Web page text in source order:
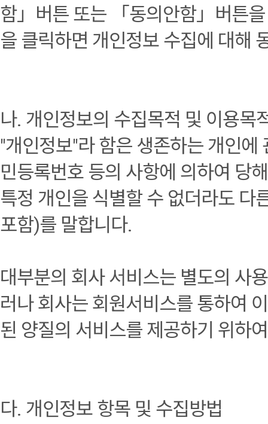
함」버튼 또는 「동의안함」버튼
을 클릭하면 개인정보 수집에 대해
나. 개인정보의 수집목적 및 이용목
"개인정보"라 함은 생존하는 개인
민등록번호 등의 사항에 의하여 당
특정 개인을 식별할 수 없더라도 다
포함)를 말합니다.
대부분의 회사 서비스는 별도의 사
러나 회사는 회원서비스를 통하여
된 양질의 서비스를 제공하기 위하
다. 개인정보 항목 및 수집방법